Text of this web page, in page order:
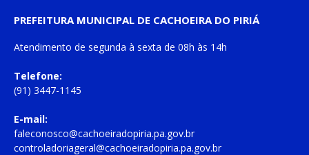
PREFEITURA MUNICIPAL DE CACHOEIRA DO PIRIÁ
Atendimento de segunda à sexta de 08h às 14h
Telefone:
(91) 3447-1145
E-mail:
faleconosco@cachoeiradopiria.pa.gov.br
controladoriageral@cachoeiradopiria.pa.gov.br